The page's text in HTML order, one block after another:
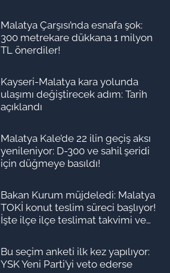
Malatya Çarşısı’nda esnafa şok:
300 metrekare dükkana 1 milyon
TL önerdiler!
Kayseri-Malatya kara yolunda
ulaşımı değiştirecek adım: Tarih
açıklandı
Malatya Kale’de 22 ilin geçiş aksı
yenileniyor: D-300 ve sahil şeridi
için düğmeye basıldı!
Bakan Kurum müjdeledi: Malatya
TOKİ konut teslim süreci başlıyor!
İşte ilçe ilçe teslimat takvimi ve
Bu seçim anketi ilk kez yapılıyor:
YSK Yeni Parti’yi veto ederse